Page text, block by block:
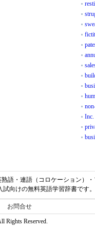
Inc.
語・連語（コロケーション）
向けの無料英語学習辞書です。
お問合せ
Rights Reserved.